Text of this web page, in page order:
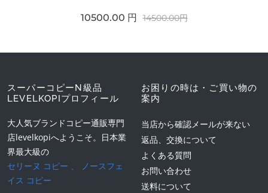
10500.00 円 14500.00円
スーパーコピーN級品
LEVELKOPIプロフィール
大人気ブランドコピー通販専門
店levelkopiへようこそ。日本業
界最大級の
セリーヌ コピー 、
ノースフェ
イス コピー
お困りの時は・ご買い物の
案内
当店から確認メールが来ない
返品、交換について
よくある質問
お問い合わせ
送料について